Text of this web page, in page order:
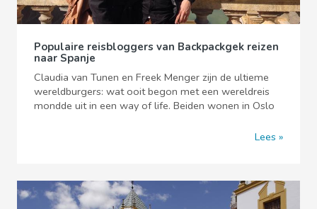
Populaire reisbloggers van Backpackgek reizen
naar Spanje
Claudia van Tunen en Freek Menger zijn de ultieme
wereldburgers: wat ooit begon met een wereldreis
mondde uit in een way of life. Beiden wonen in Oslo
Lees